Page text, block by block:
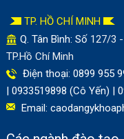
TP. HỒ CHÍ MINH
Q. Tân Bình: Số 127/3
TP.Hồ Chí Minh
Điện thoại: 0899 955
| 0933519898 (Cô Yến) |
Email: